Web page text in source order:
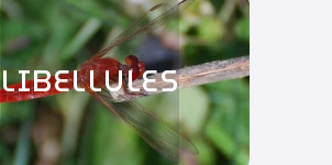
LIBELLULES